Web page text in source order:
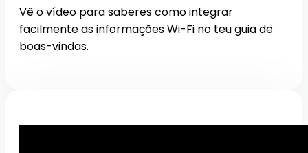
Vê o vídeo para saberes como integrar
facilmente as informações Wi-Fi no teu guia de
boas-vindas.